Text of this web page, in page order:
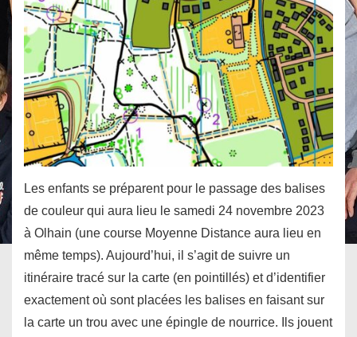
Les enfants se préparent pour le passage des balises
de couleur qui aura lieu le samedi 24 novembre 2023
à Olhain (une course Moyenne Distance aura lieu en
même temps). Aujourd’hui, il s’agit de suivre un
itinéraire tracé sur la carte (en pointillés) et d’identifier
exactement où sont placées les balises en faisant sur
la carte un trou avec une épingle de nourrice. Ils jouent